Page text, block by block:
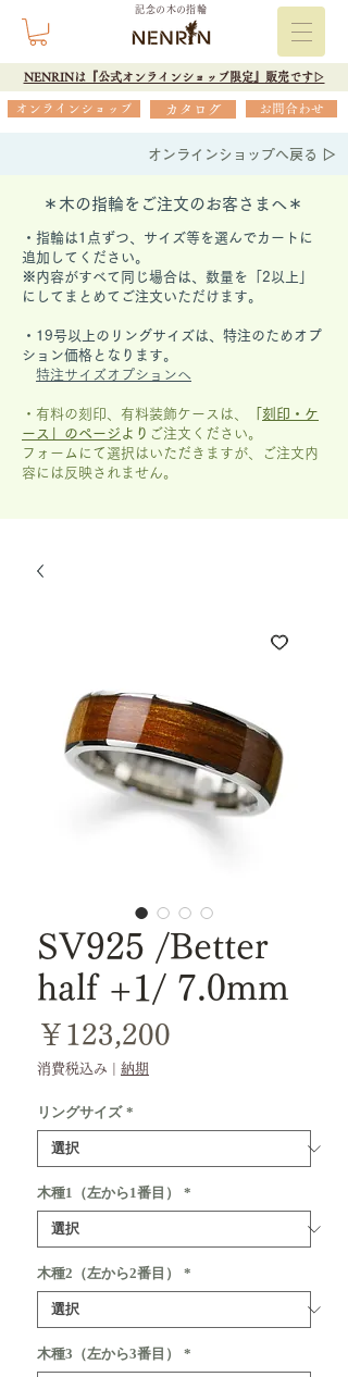
記念の木の指輪
NENRINは『公式オンラインショップ限定』販売です▷
オンラインショップ カタログ お問合わせ
オンラインショップへ戻る ▷
＊木の指輪をご注文のお客さまへ＊
・指輪は1点ずつ、サイズ等を選んでカートに
追加してください。
※内容がすべて同じ場合は、数量を「2以上」
にしてまとめてご注文いただけます。
​・19号以上のリングサイズは、特注のためオプ
ション価格となります。
特注サイズオプションへ
・有料の刻印、有料装飾ケースは、
刻印・ケ
ース」のページ より ご注文ください。
フォームにて選択はいただきますが、
ご注文内
容には反映されません。
SV925 /Better
half +1/ 7.0mm
￥123,200
消費税込み 納期
リングサイズ *
木種1（左から1番目） *
木種2（左から2番目） *
木種3（左から3番目） *